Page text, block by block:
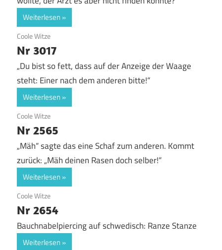
Weiterlesen
21. August 2017
Coole Witze
Nr 3017
„Du bist so fett, dass auf der Anzeige der Waage
steht: Einer nach dem anderen bitte!“
Weiterlesen
8. August 2017
Coole Witze
Nr 2565
„Mäh“ sagte das eine Schaf zum anderen. Kommt
zurück: „Mäh deinen Rasen doch selber!“
Weiterlesen
5. August 2017
Coole Witze
Nr 2654
Bauchnabelpiercing auf schwedisch: Ranze Stanze
Weiterlesen